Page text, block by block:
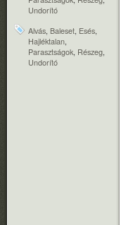
Undorító
Alvás Baleset Esés
Hajléktalan
Parasztságok Részeg
Undorító